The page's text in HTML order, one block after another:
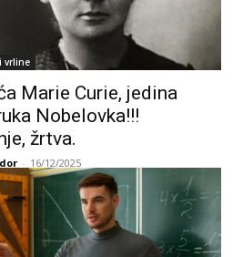
vrline
Marie Curie, jedina
Nobelovka!!!
žrtva.
- 16/12/2025